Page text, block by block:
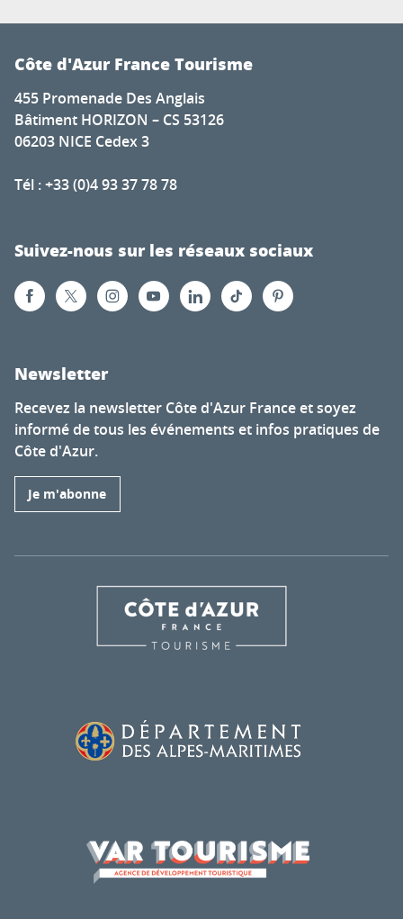
Côte d'Azur France Tourisme
455 Promenade Des Anglais
Bâtiment HORIZON – CS 53126
06203 NICE Cedex 3
Tél : +33 (0)4 93 37 78 78
Suivez-nous sur les réseaux sociaux
Newsletter
Recevez la newsletter Côte d'Azur France et soyez
informé de tous les événements et infos pratiques de
Côte d'Azur.
Je m'abonne